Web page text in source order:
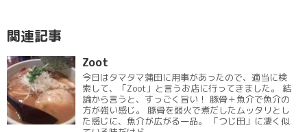
関連記事
Zoot
今日はタマタマ蒲田に用事があったので、適当に検
索して、「Zoot」と言うお店に行ってきました。 結
論から言うと、すっごく旨い！ 豚骨＋魚介で魚介の
方が強い感じ。 豚骨を弱火で煮だしたムッタリとし
た感じに、魚介が広がる一品。 「つじ田」に凄く似